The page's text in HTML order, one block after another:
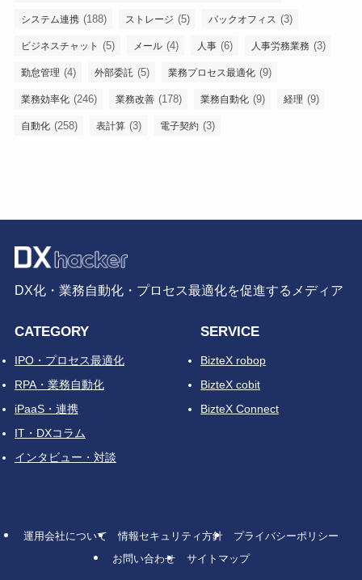
システム連携 (188) ストレージ (5) バックオフィス (3)
ビジネスチャット (5) メール (4) 人事 (6) 人事労務業務 (3)
勤怠管理 (4) 外部委託 (5) 業務プロセス最適化 (9)
業務効率化 (246) 業務改善 (178) 業務自動化 (9) 経理 (9)
自動化 (258) 表計算 (3) 電子契約 (3)
DX化・業務自動化・プロセス最適化を促進するメディア
CATEGORY
IPO・プロセス最適化
RPA・業務自動化
iPaaS・連携
IT・DXコラム
インタビュー・対談
SERVICE
BizteX robop
BizteX cobit
BizteX Connect
運用会社について 情報セキュリティ方針
プライバシーポリシー
お問い合わせ
サイトマップ